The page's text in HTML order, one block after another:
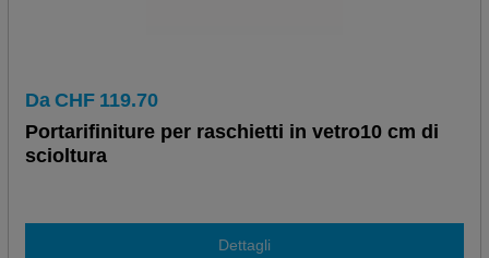
Da CHF 119.70
Portarifiniture per raschietti in vetro10 cm di
scioltura
Dettagli